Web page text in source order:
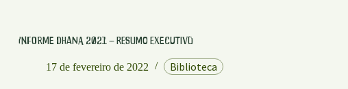
Informe Dhana 2021 – resumo executivo
17 de fevereiro de 2022 Biblioteca